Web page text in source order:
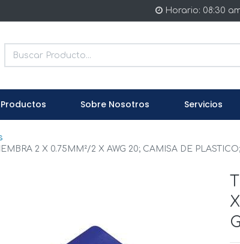
Horario: 08:30
Sobre Nosotros Servicios
2 X 0.75MM²/2 X AWG 20; CAMISA DE